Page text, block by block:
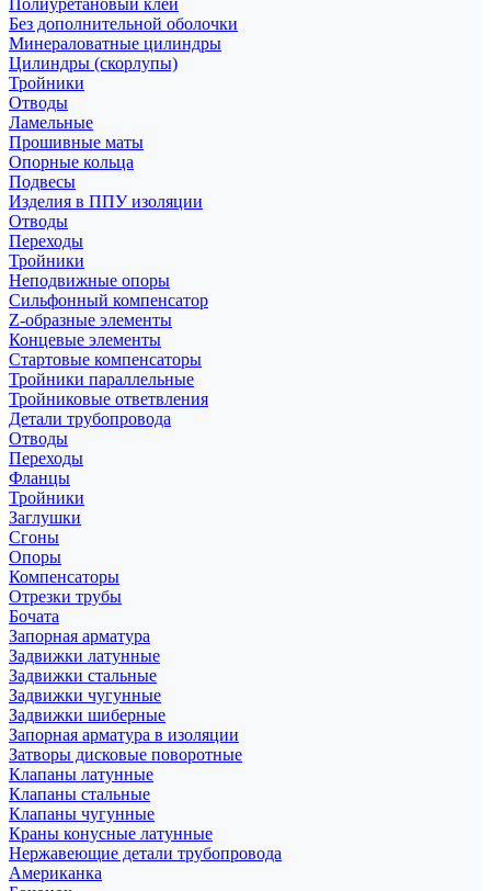
Полиуретановый клей
Без дополнительной оболочки
Минераловатные цилиндры
Цилиндры (скорлупы)
Тройники
Отводы
Ламельные
Прошивные маты
Опорные кольца
Подвесы
Изделия в ППУ изоляции
Отводы
Переходы
Тройники
Неподвижные опоры
Cильфонный компенсатор
Z-образные элементы
Концевые элементы
Стартовые компенсаторы
Тройники параллельные
Тройниковые ответвления
Детали трубопровода
Отводы
Переходы
Фланцы
Тройники
Заглушки
Сгоны
Опоры
Компенсаторы
Отрезки трубы
Бочата
Запорная арматура
Задвижки латунные
Задвижки стальные
Задвижки чугунные
Задвижки шиберные
Запорная арматура в изоляции
Затворы дисковые поворотные
Клапаны латунные
Клапаны стальные
Клапаны чугунные
Краны конусные латунные
Нержавеющие детали трубопровода
Американка